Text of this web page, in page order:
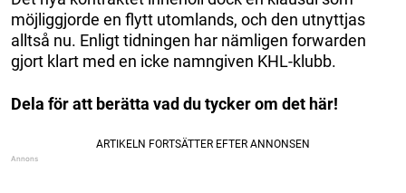
möjliggjorde en flytt utomlands, och den utnyttjas
alltså nu. Enligt tidningen har nämligen forwarden
gjort klart med en icke namngiven KHL-klubb.
Dela för att berätta vad du tycker om det här!